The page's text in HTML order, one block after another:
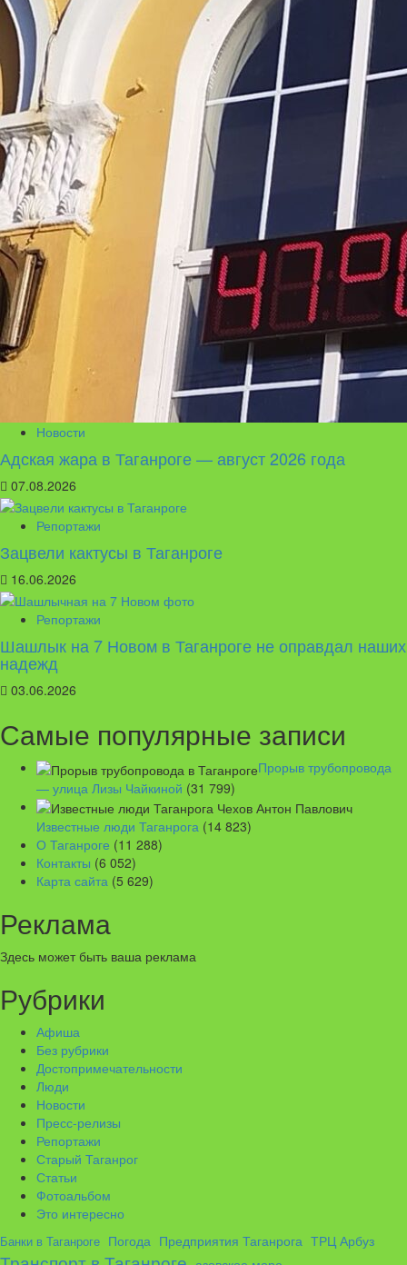
Новости
Адская жара в Таганроге — август 2026 года
07.08.2026
Репортажи
Зацвели кактусы в Таганроге
16.06.2026
Репортажи
Шашлык на 7 Новом в Таганроге не оправдал наших
надежд
03.06.2026
Самые популярные записи
Прорыв трубопровода
— улица Лизы Чайкиной (31 799)
Известные люди Таганрога (14 823)
О Таганроге (11 288)
Контакты (6 052)
Карта сайта (5 629)
Реклама
Здесь может быть ваша реклама
Рубрики
Афиша
Без рубрики
Достопримечательности
Люди
Новости
Пресс-релизы
Репортажи
Старый Таганрог
Статьи
Фотоальбом
Это интересно
Банки в Таганроге Погода Предприятия Таганрога ТРЦ Арбуз